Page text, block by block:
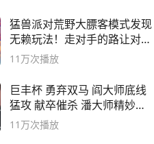
猛兽派对荒野大膘客模式发现
无赖玩法！走对手的路让对手
无路可走
11万次播放
巨丰杯 勇弃双马 阎大师底线
猛攻 献卒催杀 潘大师精妙入
局
11万次播放